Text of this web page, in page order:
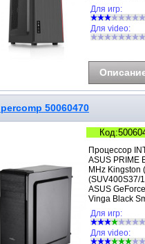
Для игр:
Для video:
50060470
Процессор
ASUS PRIME
MHz Kingston
(SUV400S37/
ASUS
Vinga Black
Для игр:
Для video: